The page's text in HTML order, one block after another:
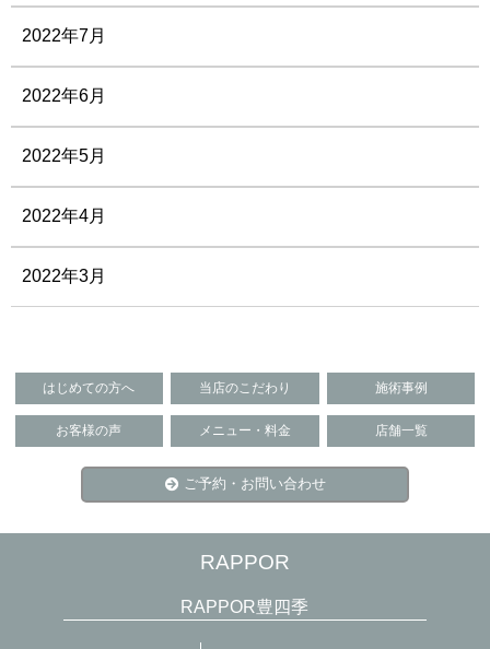
2022年7月
2022年6月
2022年5月
2022年4月
2022年3月
はじめての方へ 当店のこだわり 施術事例
お客様の声 メニュー・料金 店舗一覧
ご予約・お問い合わせ
RAPPOR
RAPPOR豊四季